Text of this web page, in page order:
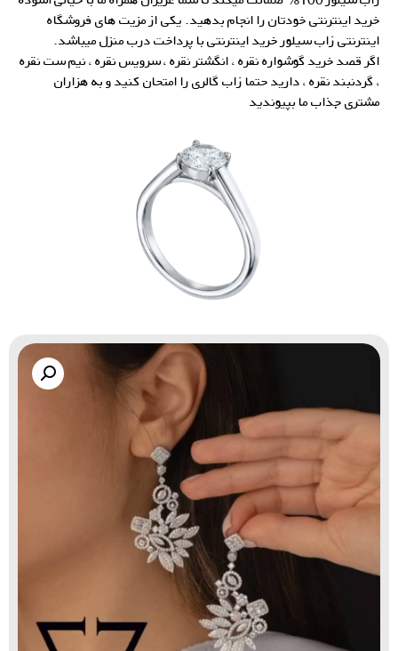
خرید اینترنتی خودتان را انجام بدهید. یکی از مزیت های فروشگاه
اینترنتی زاب سیلور خرید اینترنتی با پرداخت درب منزل میباشد.
اگر قصد خرید گوشواره نقره ، انگشتر نقره ، سرویس نقره ، نیم ست نقره
، گردنبند نقره ، دارید حتما زاب گالری را امتحان کنید و به هزاران
مشتری جذاب ما بپیوندید
گالری زاب سیلور